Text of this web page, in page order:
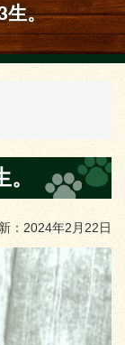
生。
：2024年2月22日